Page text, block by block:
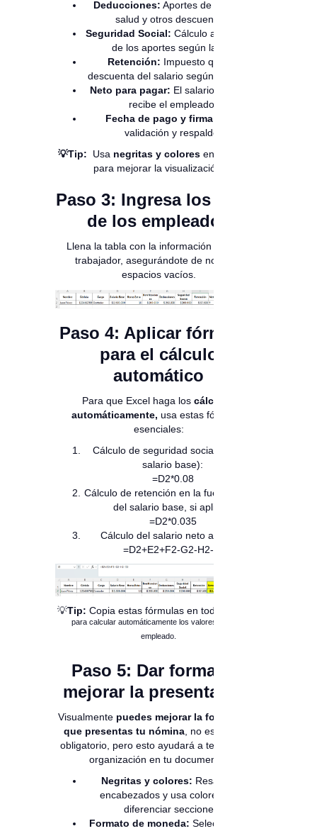
Deducciones: Aportes de pensión,
salud y otros descuentos.
Seguridad Social: Cálculo automático
de los aportes según la ley.
Retención: Impuesto que se
descuenta del salario según ingresos.
Neto para pagar: El salario final que
recibe el empleado.
Fecha de pago y firma:
validación y respaldo.
💡Tip: Usa negritas y coloresen los títulos
para mejorar la visualización.
Paso 3: Ingresa los datos
de los empleados
Llena la tabla con la información de cada
trabajador, asegurándote de no dejar
espacios vacíos.
Paso 4: Aplicar fórmulas
para el cálculo
automático
Para que Excel haga los cálculos
automáticamente, usa estas fórmulas
esenciales:
Cálculo de seguridad social (8% del
salario base):
=D2*0.08
Cálculo de retención en la fuente (3.5%
del salario base, si aplica):
=D2*0.035
Cálculo del salario neto a pagar:
=D2+E2+F2-G2-H2-I2
💡Tip: Copia estas fórmulas en todas las fil
para calcular automáticamente los valores de cada
empleado.
Paso 5: Dar formato y
mejorar la presentación
Visualmente puedes mejorar la forma en la
que presentas tu nómina, no es que sea
obligatorio, pero esto ayudará a tener mejor
organización en tu documento.
Negritas y colores: Resalta los
encabezados y usa colores para
diferenciar secciones.
Formato de moneda: Selecciona las